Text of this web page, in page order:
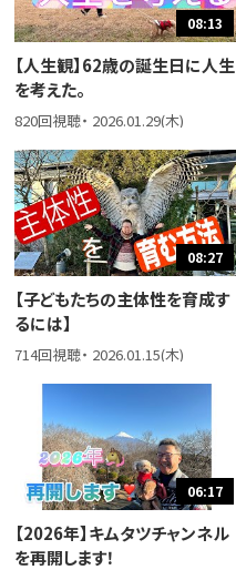
08:13
【人生観】62歳の誕生日に人生
を考えた。
820回視聴・ 2026.01.29(木)
08:27
【子どもたちの主体性を育成す
るには】
714回視聴・ 2026.01.15(木)
06:17
【2026年】キムタツチャンネル
を再開します！